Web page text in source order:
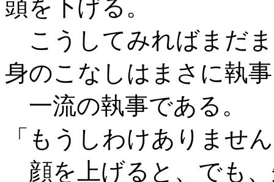
頭を下げる。
こうしてみればまだ
身のこなしはまさに執
一流の執事である。
「もうしわけありませ
顔を上げると、でも